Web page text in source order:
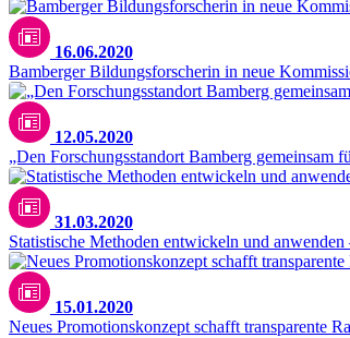
16.06.2020
Bamberger Bildungsforscherin in neue
12.05.2020
„Den Forschungsstandort Bamberg gemeinsam
31.03.2020
Statistische Methoden entwickeln und
15.01.2020
Neues Promotionskonzept schafft transparente